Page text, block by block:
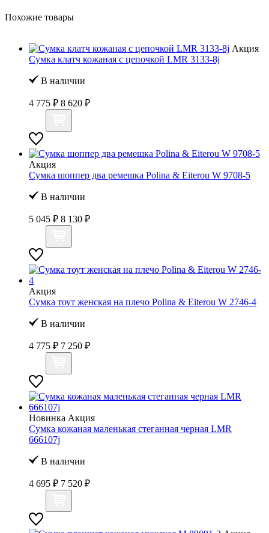
Похожие товары
Акция
Сумка клатч кожаная с цепочкой LMR 3133-8j
В наличии
4 775 ₽ 8 620 ₽
Акция
Сумка шоппер два ремешка Polina & Eiterou W 9708-5
В наличии
5 045 ₽ 8 130 ₽
Акция
Сумка тоут женская на плечо Polina & Eiterou W 2746-4
В наличии
4 775 ₽ 7 250 ₽
Новинка Акция
Сумка кожаная маленькая стеганная черная LMR
666107j
В наличии
4 695 ₽ 7 520 ₽